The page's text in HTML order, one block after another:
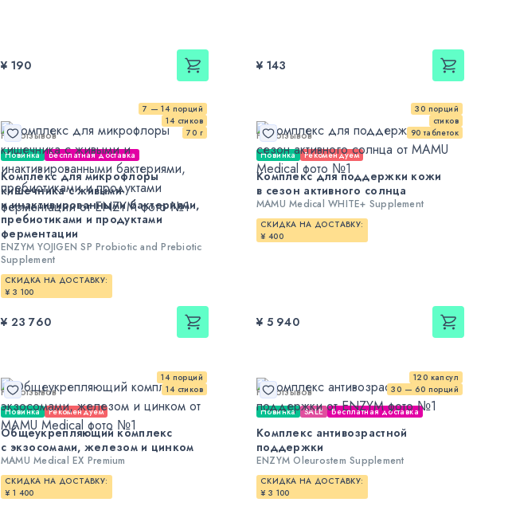
¥ 190 ¥ 143
7 — 14 порций
14 стиков
70 г
Нет отзывов
Новинка Бесплатная доставка
Комплекс для микрофлоры
кишечника с живыми
и инактивированными бактериями,
пребиотиками и продуктами
ферментации
ENZYM YOJIGEN SP Probiotic and Prebiotic
Supplement
СКИДКА НА ДОСТАВКУ:
¥ 3 100
¥ 23 760
30 порций
стиков
90 таблеток
Нет отзывов
Новинка Рекомендуем
Комплекс для поддержки кожи
в сезон активного солнца
MAMU Medical WHITE+ Supplement
СКИДКА НА ДОСТАВКУ:
¥ 400
¥ 5 940
14 порций
14 стиков
Нет отзывов
Новинка Рекомендуем
Общеукрепляющий комплекс
с экзосомами, железом и цинком
MAMU Medical EX Premium
СКИДКА НА ДОСТАВКУ:
¥ 1 400
120 капсул
30 — 60 порций
Нет отзывов
Новинка SALE Бесплатная доставка
Комплекс антивозрастной
поддержки
ENZYM Oleurostem Supplement
СКИДКА НА ДОСТАВКУ:
¥ 3 100